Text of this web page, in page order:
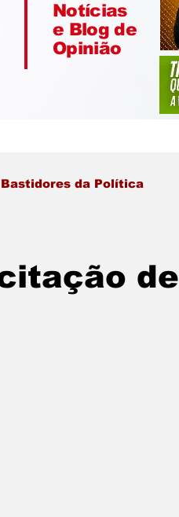
Notícias
e Blog de
Opinião
Bastidores da Política
de